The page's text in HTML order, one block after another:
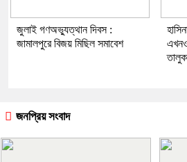
জুলাই গণঅভ্যুত্থান দিবস :
জামালপুরে বিজয় মিছিল সমাবেশ
জনপ্রিয় সংবাদ